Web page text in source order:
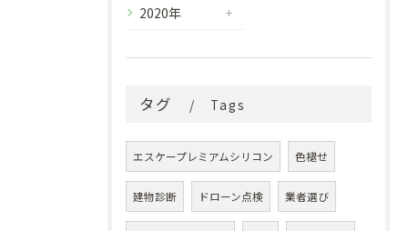
2020年
タグ Tags
エスケープレミアムシリコン 色褪せ
建物診断 ドローン点検 業者選び